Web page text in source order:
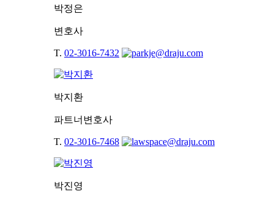
박정은
변호사
T. 02-3016-7432
박지환
파트너변호사
T. 02-3016-7468
박진영